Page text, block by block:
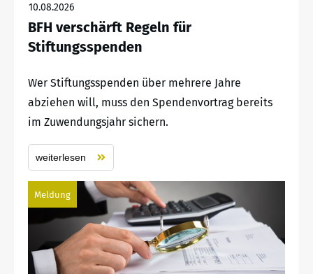
10.08.2026
BFH verschärft Regeln für
Stiftungsspenden
Wer Stiftungsspenden über mehrere Jahre
abziehen will, muss den Spendenvortrag bereits
im Zuwendungsjahr sichern.
weiterlesen
Meldung